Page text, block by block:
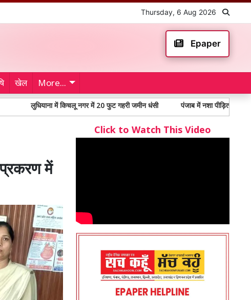
Thursday, 6 Aug 2026
Epaper
खेल More...
में किचलू नगर में 20 फुट गहरी जमीन धंसी पंजाब में नशा पीड़ितों में 65% से अधिक
में
Click to Watch This Video